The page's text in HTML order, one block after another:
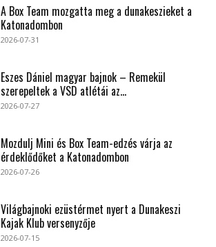
A Box Team mozgatta meg a dunakeszieket a
Katonadombon
2026-07-31
Eszes Dániel magyar bajnok – Remekül
szerepeltek a VSD atlétái az...
2026-07-27
Mozdulj Mini és Box Team-edzés várja az
érdeklődőket a Katonadombon
2026-07-26
Világbajnoki ezüstérmet nyert a Dunakeszi
Kajak Klub versenyzője
2026-07-15